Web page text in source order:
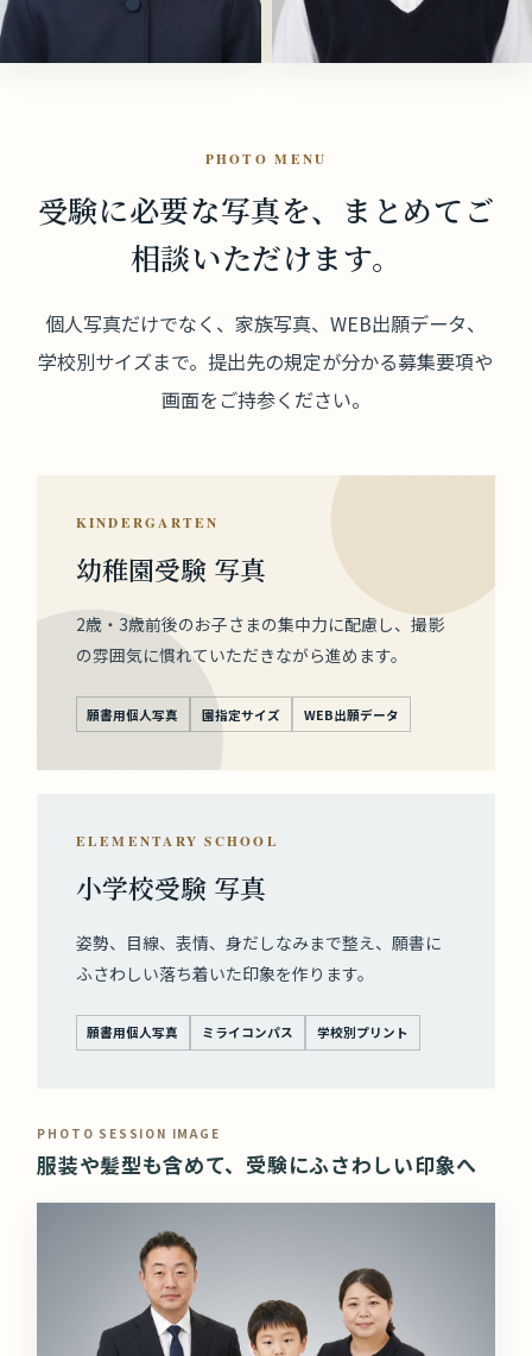
PHOTO MENU
受験に必要な写真を、 まとめてご
相談いただけます。
個人写真だけでなく、家族写真、WEB出願データ、
学校別サイズまで。提出先の規定が分かる募集要項や
画面をご持参ください。
KINDERGARTEN
幼稚園受験 写真
2歳・3歳前後のお子さまの集中力に配慮し、撮影
の雰囲気に慣れていただきながら進めます。
願書用個人写真 園指定サイズ WEB出願データ
ELEMENTARY SCHOOL
小学校受験 写真
姿勢、目線、表情、身だしなみまで整え、願書に
ふさわしい落ち着いた印象を作ります。
願書用個人写真 ミライコンパス 学校別プリント
PHOTO SESSION IMAGE
服装や髪型も含めて、受験にふさわしい印象へ